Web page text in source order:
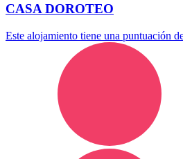
CASA DOROTEO
Este alojamiento tiene una puntuación